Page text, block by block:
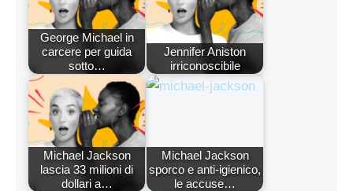
George Michael in
carcere per guida
sotto…
Jennifer Aniston
irriconoscibile
Michael Jackson
lascia 33 milioni di
dollari a…
Michael Jackson
sporco e anti-igienico,
le accuse…